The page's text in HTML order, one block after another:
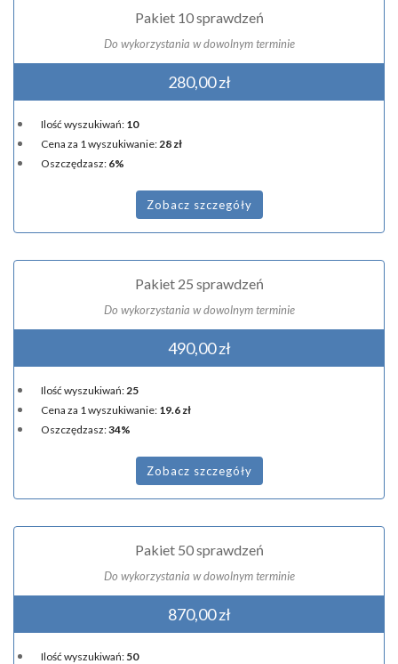
Pakiet 10 sprawdzeń
Do wykorzystania w dowolnym terminie
280,00 zł
Ilość wyszukiwań: 10
Cena za 1 wyszukiwanie:28 zł
Oszczędzasz: 6%
Zobacz szczegóły
Pakiet 25 sprawdzeń
Do wykorzystania w dowolnym terminie
490,00 zł
Ilość wyszukiwań:25
Cena za 1 wyszukiwanie: 19.6 zł
Oszczędzasz:34%
Zobacz szczegóły
Pakiet 50 sprawdzeń
Do wykorzystania w dowolnym terminie
870,00 zł
Ilość wyszukiwań: 50